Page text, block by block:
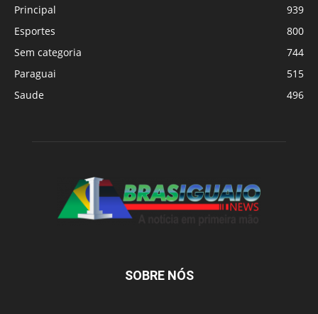
Principal
939
Esportes
800
Sem categoria
744
Paraguai
515
Saude
496
SOBRE NÓS